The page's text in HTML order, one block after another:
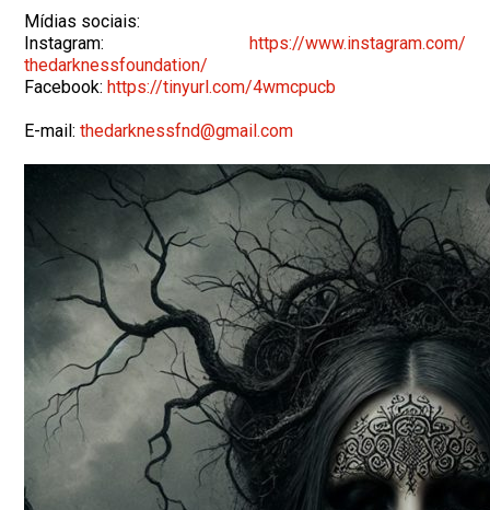
Mídias sociais:
Instagram: https://www.instagram.com/
thedarknessfoundation/
Facebook:https://tinyurl.com/4wmcpucb
E-mail:thedarknessfnd@gmail.com